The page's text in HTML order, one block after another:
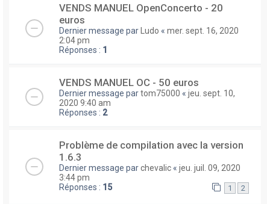
VENDS MANUEL OpenConcerto - 20
euros
Dernier message parLudo « mer. sept. 16, 2020
2:04 pm
Réponses : 1
VENDS MANUEL OC - 50 euros
Dernier message partom75000 « jeu. sept. 10,
2020 9:40 am
Réponses : 2
Problème de compilation avec la version
1.6.3
Dernier message parchevalic « jeu. juil. 09, 2020
3:44 pm
Réponses : 15 1 2